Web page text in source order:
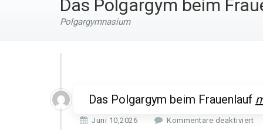
Das Polgargym beim
Polgargymnasium
Das Polgargym beim Frauenlauf
Juni 10,2026 Kommentare deaktiviert